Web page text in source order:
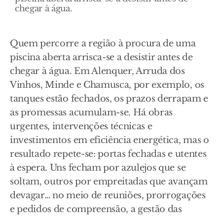
chegar à água.
Quem percorre a região à procura de uma
piscina aberta arrisca-se a desistir antes de
chegar à água. Em Alenquer, Arruda dos
Vinhos, Minde e Chamusca, por exemplo, os
tanques estão fechados, os prazos derrapam e
as promessas acumulam-se. Há obras
urgentes, intervenções técnicas e
investimentos em eficiência energética, mas o
resultado repete-se: portas fechadas e utentes
à espera. Uns fecham por azulejos que se
soltam, outros por empreitadas que avançam
devagar… no meio de reuniões, prorrogações
e pedidos de compreensão, a gestão das